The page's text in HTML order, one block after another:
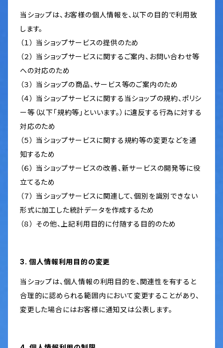
当ショップは、お客様の個人情報を、以下の目的で利用致
します。
（１） 当ショップサービスの提供のため
（２） 当ショップサービスに関するご案内、お問い合わせ等
への対応のため
（３） 当ショップの商品、サービス等のご案内のため
（４） 当ショップサービスに関する当ショップの規約、ポリシ
ー等（以下「規約等」といいます。）に違反する行為に対する
対応のため
（５） 当ショップサービスに関する規約等の変更などを通
知するため
（６） 当ショップサービスの改善、新サービスの開発等に役
立てるため
（７） 当ショップサービスに関連して、個別を識別できない
形式に加工した統計データを作成するため
（８） その他、上記利用目的に付随する目的のため
3. 個人情報利用目的の変更
当ショップは、個人情報の利用目的を、関連性を有すると
合理的に認められる範囲内において変更することがあり、
変更した場合にはお客様に通知又は公表します。